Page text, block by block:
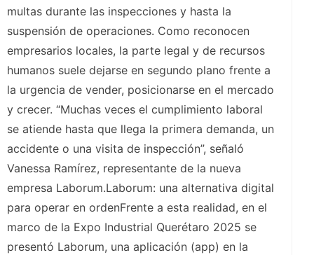
multas durante las inspecciones y hasta la
suspensión de operaciones. Como reconocen
empresarios locales, la parte legal y de recursos
humanos suele dejarse en segundo plano frente a
la urgencia de vender, posicionarse en el mercado
y crecer. “Muchas veces el cumplimiento laboral
se atiende hasta que llega la primera demanda, un
accidente o una visita de inspección”, señaló
Vanessa Ramírez, representante de la nueva
empresa Laborum.Laborum: una alternativa digital
para operar en ordenFrente a esta realidad, en el
marco de la Expo Industrial Querétaro 2025 se
presentó Laborum, una aplicación (app) en la